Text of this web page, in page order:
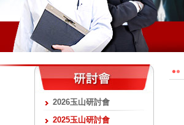
2026玉山研討會
2025玉山研討會